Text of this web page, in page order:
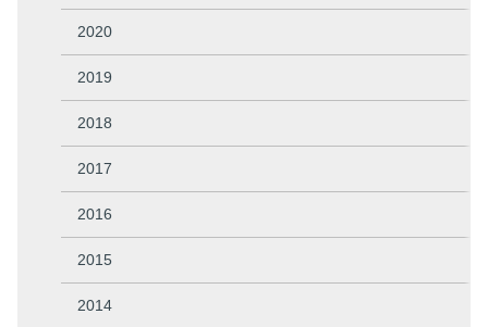
2020
2019
2018
2017
2016
2015
2014